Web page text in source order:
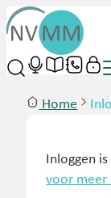
Home
Inloggen
voor meer